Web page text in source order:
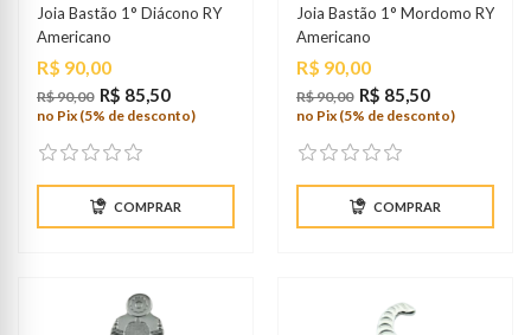
Joia Bastão 1° Diácono RY
Americano
Preço
R$ 90,00
R$ 90,00 R$ 85,50
no Pix (5% de desconto)
COMPRAR
Joia Bastão 1° Mordomo RY
Americano
Preço
R$ 90,00
R$ 90,00 R$ 85,50
no Pix (5% de desconto)
COMPRAR